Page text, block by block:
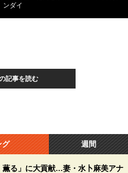
ンダイ
記事を読む
グ 週間
薫る」に大貢献…妻・水卜麻美アナ